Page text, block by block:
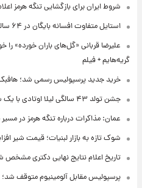
شروط ایران برای بازگشایی تنگه هرمز
استایل متفاوت افسانه بایگان در ۶۴ سالگی + عکس
علیرضا قربانی «گل‌های باران خورده» را
گریه‌هایم + فیلم
خرید جدید پرسپولیس رسمی شد؛
جشن تولد ۴۳ سالگی لیلا اوتادی با یک سورپرایز ویژه + فیلم
عمان: مذاکرات درباره تنگه هرمز در مسیر
شوک تازه به بازار لبنیات؛ قیمت شیر
تاریخ اعلام نتایج نهایی دکتری مشخص
پرسپولیس مقابل آلومینیوم متوقف شد؛